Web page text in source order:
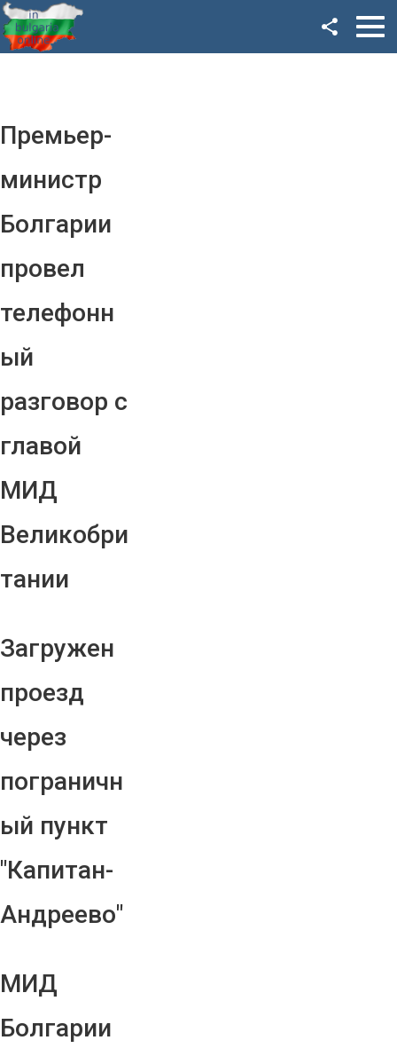
Премьер-
министр
Болгарии
провел
телефонн
ый
разговор с
главой
МИД
Великобри
тании
Загружен
проезд
через
пограничн
ый пункт
"Капитан-
Андреево"
МИД
Болгарии